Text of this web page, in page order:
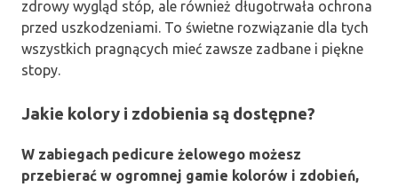
zdrowy wygląd stóp, ale również długotrwała ochrona
przed uszkodzeniami. To świetne rozwiązanie dla tych
wszystkich pragnących mieć zawsze zadbane i piękne
stopy.
Jakie kolory i zdobienia są dostępne?
W zabiegach pedicure żelowego możesz
przebierać w ogromnej gamie kolorów i zdobień,